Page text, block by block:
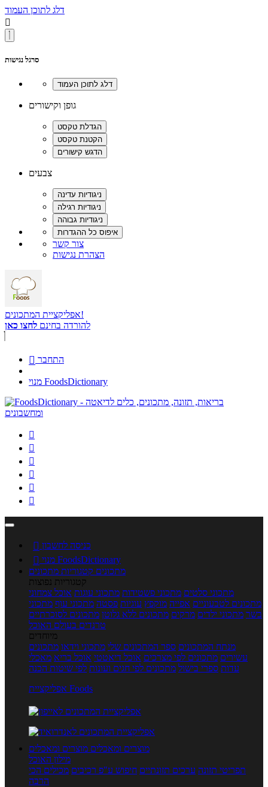
דלג לתוכן העמוד

סרגל נגישות
גופן וקישורים
צבעים
צור קשר
הצהרת נגישות
אפליקציית המתכונים!
להורדה בחינם לחצו כאן
 התחבר
מנוי FoodsDictionary






 כניסה לחשבון

מנוי FoodsDictionary
מתכונים קטגוריות מתכונים
קטגוריות נפוצות
מתכוני סלטים מתכוני פשטידות מתכוני עוגות אוכל צמחוני
מתכונים לטבעוניים אפייה מוקפץ עוגיות פסטה מתכוני עוף מתכוני
בשר מתכוני ילדים מרקים מתכונים ללא גלוטן מתכונים לסוכרתיים
טרנדים בעולם האוכל
מיוחדים
מנתח המתכונים ספר המתכונים שלי מתכוני וידאו מתכונים
עשירים מתכונים לפי מצרכים אוכל דיאטטי אוכל בריא מאכלי
עדות ספרי בישול מתכונים לפי חגים ועונות לפי שיטות הכנה
אפליקציית Foods
מוצרים ומאכלים מוצרים ומאכלים
מילון האוכל
תפריטי תזונה ערכים תזונתיים חיפוש ע"פ רכיבים מכילים הכי
הרבה